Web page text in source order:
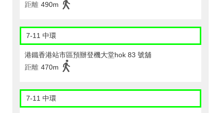
距離 490m
7-11 中環
港鐵香港站市區預辦登機大堂hok 83 號舖
距離 470m
7-11 中環